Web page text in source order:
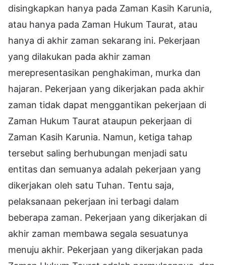
disingkapkan hanya pada Zaman Kasih Karunia,
atau hanya pada Zaman Hukum Taurat, atau
hanya di akhir zaman sekarang ini. Pekerjaan
yang dilakukan pada akhir zaman
merepresentasikan penghakiman, murka dan
hajaran. Pekerjaan yang dikerjakan pada akhir
zaman tidak dapat menggantikan pekerjaan di
Zaman Hukum Taurat ataupun pekerjaan di
Zaman Kasih Karunia. Namun, ketiga tahap
tersebut saling berhubungan menjadi satu
entitas dan semuanya adalah pekerjaan yang
dikerjakan oleh satu Tuhan. Tentu saja,
pelaksanaan pekerjaan ini terbagi dalam
beberapa zaman. Pekerjaan yang dikerjakan di
akhir zaman membawa segala sesuatunya
menuju akhir. Pekerjaan yang dikerjakan pada